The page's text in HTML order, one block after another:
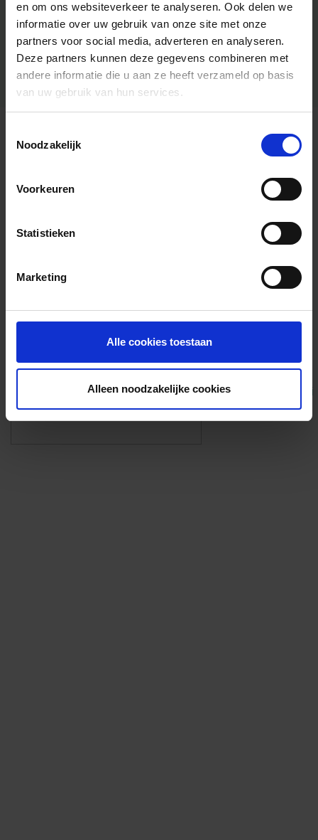
en om ons websiteverkeer te analyseren. Ook delen we
informatie over uw gebruik van onze site met onze
partners voor social media, adverteren en analyseren.
Deze partners kunnen deze gegevens combineren met
andere informatie die u aan ze heeft verzameld op basis
van uw gebruik van hun services.
Noodzakelijk
Voorkeuren
Statistieken
Marketing
Alle cookies toestaan
Alleen noodzakelijke cookies
Algemene informatie
Foto’s ({{photos.length}})
Eigen foto’s